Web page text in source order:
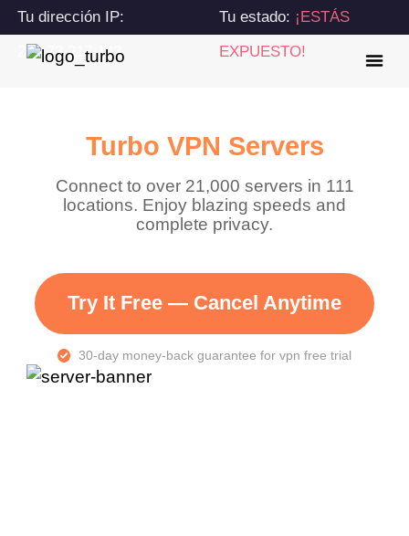
Tu dirección IP:
216.73.217.143
Tu estado: ¡ESTÁS
EXPUESTO!
Turbo VPN Servers
Connect to over 21,000 servers in 111
locations. Enjoy blazing speeds and
complete privacy.
Try It Free — Cancel Anytime
30-day money-back guarantee for vpn free trial